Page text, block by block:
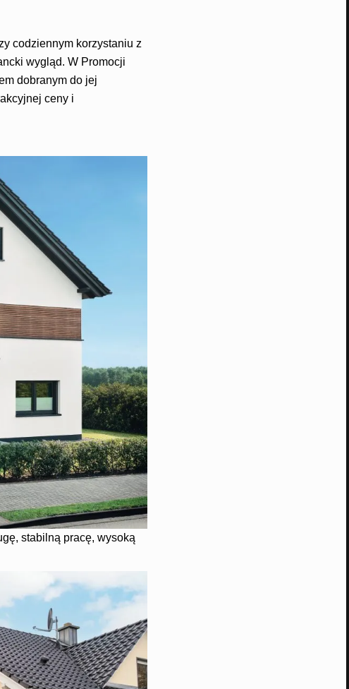
codziennym korzystaniu z
wygląd. W Promocji
dobranym do jej
ceny i
stabilną pracę, wysoką